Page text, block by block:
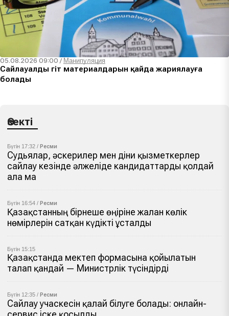
05.08.2026 09:00 / Манипуляция
Сайлауалды үгіт материалдарын қайда жариялауға
болады
Өзекті
Бүгін 17:32 / Ресми
Судьялар, әскерилер мен діни қызметкерлер
сайлау кезінде әлжеліде кандидаттарды қолдай
ала ма
Бүгін 16:54 / Ресми
Қазақстанның бірнеше өңіріне жалған көлік
нөмірлерін сатқан күдікті ұсталды
Бүгін 15:15
Қазақстанда мектеп формасына қойылатын
талап қандай — Министрлік түсіндірді
Бүгін 12:35 / Ресми
Сайлау учаскесін қалай білуге болады: онлайн-